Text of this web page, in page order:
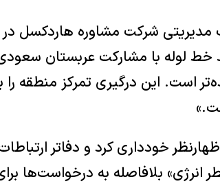
مدیریتی شرکت مشاوره هاردکسل در
خط لوله با مشارکت عربستان
است. این درگیری تمرکز منطقه
خودداری کرد و دفاتر
انرژی» بلافاصله به درخواست‌ها